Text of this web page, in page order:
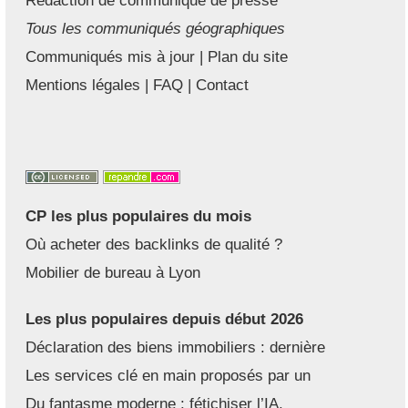
Tous les communiqués géographiques
Communiqués mis à jour | Plan du site
Mentions légales | FAQ | Contact
CP les plus populaires du mois
Où acheter des backlinks de qualité ?
Mobilier de bureau à Lyon
Les plus populaires depuis début 2026
Déclaration des biens immobiliers : dernière
Les services clé en main proposés par un
Du fantasme moderne : fétichiser l’IA,